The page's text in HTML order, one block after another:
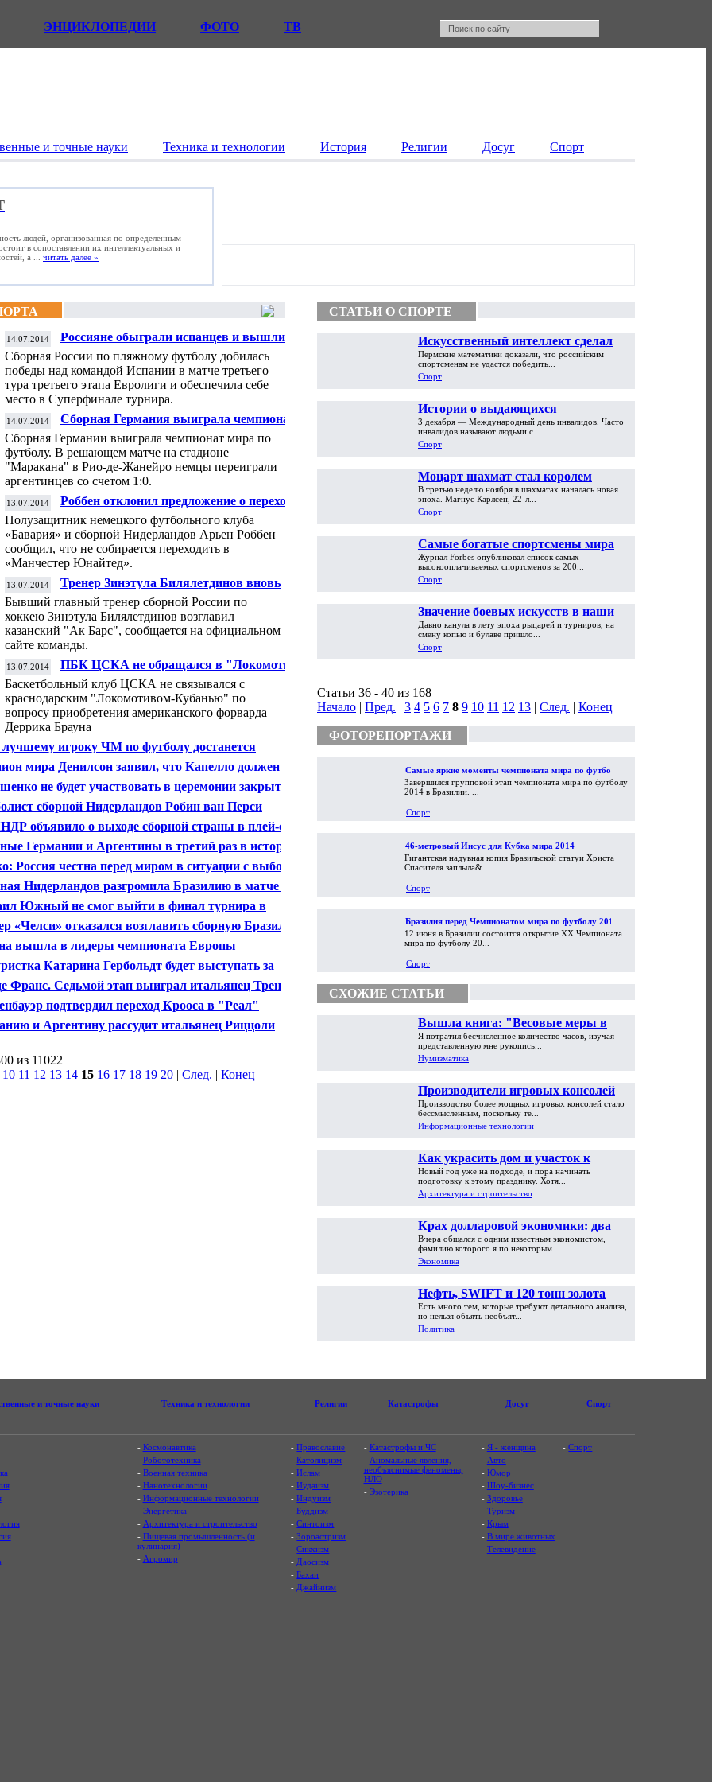
ЭНЦИКЛОПЕДИИ ФОТО ТВ
и точные науки Техника и технологии История Религии Досуг Спорт
людей, организованная по определенным
в сопоставлении их интеллектуальных и
а ... читать далее »
14.07.2014
Россияне обыграли испанцев и вышли в
Суперфинал Евролиги по пляжному
футболу
Сборная России по пляжному футболу добилась
победы над командой Испании в матче третьего
тура третьего этапа Евролиги и обеспечила себе
место в Суперфинале турнира.
14.07.2014
Сборная Германия выиграла чемпионат
мира по футболу
Сборная Германии выиграла чемпионат мира по
футболу. В решающем матче на стадионе
"Маракана" в Рио-де-Жанейро немцы переиграли
аргентинцев со счетом 1:0.
13.07.2014
Роббен отклонил предложение о переходе в
«Манчестер Юнайтед»
Полузащитник немецкого футбольного клуба
«Бавария» и сборной Нидерландов Арьен Роббен
сообщил, что не собирается переходить в
«Манчестер Юнайтед».
13.07.2014
Тренер Зинэтула Билялетдинов вновь
возглавил казанский хоккейный клуб "Ак
Барс"
Бывший главный тренер сборной России по
хоккею Зинэтула Билялетдинов возглавил
казанский "Ак Барс", сообщается на официальном
сайте команды.
13.07.2014
ПБК ЦСКА не обращался в "Локомотив-
Кубань" по вопросу перехода Брауна -
Фураева
Баскетбольный клуб ЦСКА не связывался с
краснодарским "Локомотивом-Кубанью" по
вопросу приобретения американского форварда
Деррика Брауна
игроку ЧМ по футболу достанется
или Месси - Кириченко
мира Денилсон заявил, что Капелло должен
со сборной РФ и дальше
не будет участвовать в церемонии закрытия
мира по футболу
сборной Нидерландов Робин ван Перси
бронзовую медаль ЧМ болельщику
объявило о выходе сборной страны в плей-офф
в Бразилии
Германии и Аргентины в третий раз в истории
в финале ЧМ
Россия честна перед миром в ситуации с выбором
проведения ЧМ-2018
Нидерландов разгромила Бразилию в матче за 3-е
Южный не смог выйти в финал турнира в
«Челси» отказался возглавить сборную Бразилии
вышла в лидеры чемпионата Европы
Катарина Гербольдт будет выступать за
в паре с Брайаном Жубером
Франс. Седьмой этап выиграл итальянец Трентин
подтвердил переход Крооса в "Реал"
и Аргентину рассудит итальянец Риццоли
из 11022
10 11 12 13 14 15 16 17 18 19 20 | След. | Конец
СТАТЬИ О СПОРТЕ
Искусственный интеллект сделал
прогноз побед на ОИ 2014 года
Пермские математики доказали, что российским
спортсменам не удастся победить...
Спорт
Истории о выдающихся
спортсменах-инвалидах
3 декабря — Международный день инвалидов. Часто
инвалидов называют людьми с ...
Спорт
Моцарт шахмат стал королем
В третью неделю ноября в шахматах началась новая
эпоха. Магнус Карлсен, 22-л...
Спорт
Самые богатые спортсмены мира
Журнал Forbes опубликовал список самых
высокооплачиваемых спортсменов за 200...
Спорт
Значение боевых искусств в наши
дни
Давно канула в лету эпоха рыцарей и турниров, на
смену копью и булаве пришло...
Спорт
Статьи 36 - 40 из 168
Начало | Пред. | 3 4 5 6 7 8 9 10 11 12 13 | След. | Конец
ФОТОРЕПОРТАЖИ
Самые яркие моменты чемпионата мира по футболу
2014
Завершился групповой этап чемпионата мира по футболу
2014 в Бразилии. ...
Спорт
46-метровый Иисус для Кубка мира 2014
Гигантская надувная копия Бразильской статуи Христа
Спасителя заплыла&...
Спорт
Бразилия перед Чемпионатом мира по футболу 2014
12 июня в Бразилии состоится открытие XX Чемпионата
мира по футболу 20...
Спорт
СХОЖИЕ СТАТЬИ
Вышла книга: "Весовые меры в
торговой практике Античности и
Средневековья"
Я потратил бесчисленное количество часов, изучая
представленную мне рукопись...
Нумизматика
Производители игровых консолей
достигли предела возможностей
Производство более мощных игровых консолей стало
бессмысленным, поскольку те...
Информационные технологии
Как украсить дом и участок к
Новому году
Новый год уже на подходе, и пора начинать
подготовку к этому празднику. Хотя...
Архитектура и строительство
Крах долларовой экономики: два
пути обрушения
Вчера общался с одним известным экономистом,
фамилию которого я по некоторым...
Экономика
Нефть, SWIFT и 120 тонн золота
Есть много тем, которые требуют детального анализа,
но нельзя объять необъят...
Политика
и точные науки Техника и технологии Религии Катастрофы Досуг Спорт
- Космонавтика
- Робототехника
- Военная техника
- Нанотехнологии
- Информационные технологии
- Энергетика
- Архитектура и строительство
- Пищевая промышленность (и
кулинария)
- Агромир
-Православие
-Католицизм
-Ислам
-Иудаизм
-Индуизм
-Буддизм
-Синтоизм
-Зороастризм
-Сикхизм
- Даосизм
-Бахаи
- Джайнизм
- Катастрофы и ЧС
- Аномальные явления,
необъяснимые феномены,
НЛО
- Эзотерика
- Я - женщина
- Авто
- Юмор
- Шоу-бизнес
- Здоровье
- Туризм
- Крым
- В мире животных
- Телевидение
-Спорт